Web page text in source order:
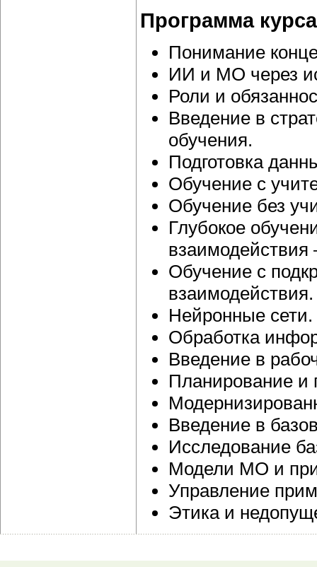
Программа курса
Понимание
ИИ и МО через
Роли и
Введение в
обучения.
Подготовка
Обучение с
Обучение без
Глубокое
взаимодействия
Обучение с
взаимодействия.
Нейронные сети.
Обработка
Введение в
Планирование и
Введение в
Исследование
Модели МО и
Управление
Этика и